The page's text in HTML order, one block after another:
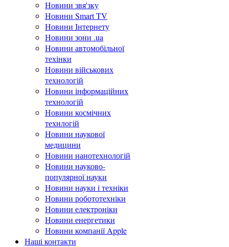
Новини звя'зку
Новини Smart TV
Новини Інтернету
Новини зони .ua
Новини автомобільної
техінки
Новини військових
технологій
Новини інформаційних
технологій
Новини космічних
технлогій
Новини наукової
медицини
Новини нанотехнологій
Новини науково-
популярної науки
Новини науки і техніки
Новини робототехніки
Новини електроніки
Новини енергетики
Новини компанії Apple
Наші контакти